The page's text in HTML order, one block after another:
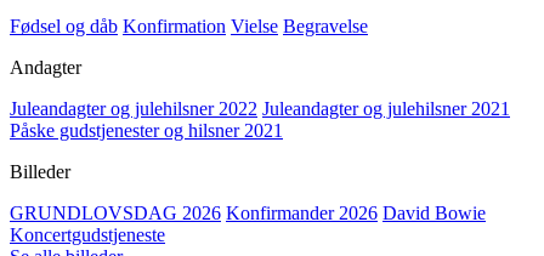
Fødsel og dåb Konfirmation Vielse Begravelse
Andagter
Juleandagter og julehilsner 2022 Juleandagter og julehilsner 2021
Påske gudstjenester og hilsner 2021
Billeder
GRUNDLOVSDAG 2026 Konfirmander 2026 David Bowie
Koncertgudstjeneste